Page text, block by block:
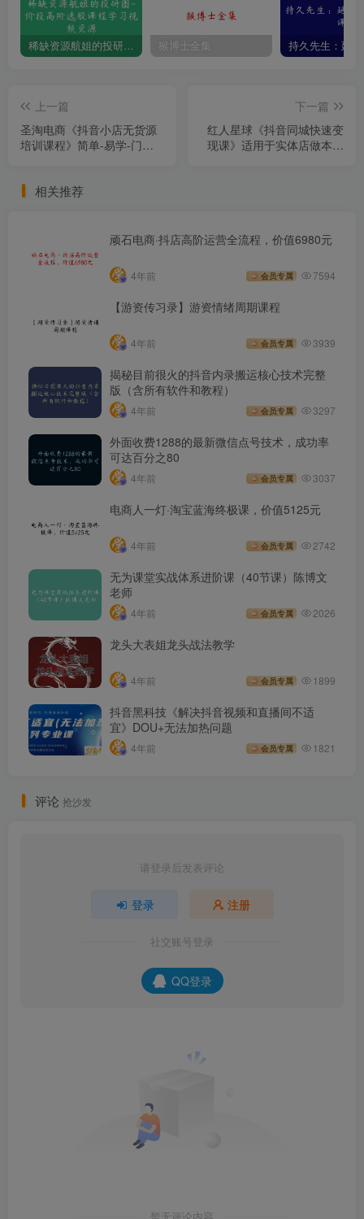
稀缺资源航姐的投研圈-价投高阶选股课程学习视频资源 猴博士全集
上一篇
圣淘电商《抖音小店无货源
培训课程》简单-易学-门槛
下一篇
红人星球《抖音同城快速变
现课》适用于实体店做本地
相关推荐
顽石电商·抖店高阶运营全流程，价值6980元
4年前 会员专属 7594
【游资传习录】游资情绪周期课程
4年前 会员专属 3939
揭秘目前很火的抖音内录搬运核心技术完整
版（含所有软件和教程）
4年前 会员专属 3297
外面收费1288的最新微信点号技术，成功率
可达百分之80
4年前 会员专属 3037
电商人一灯·淘宝蓝海终极课，价值5125元
4年前 会员专属 2742
无为课堂实战体系进阶课（40节课）陈博文
老师
4年前 会员专属 2026
龙头大表姐龙头战法教学
4年前 会员专属 1899
抖音黑科技《解决抖音视频和直播间不适
宜》DOU+无法加热问题
4年前 会员专属 1821
评论 抢沙发
请登录后发表评论
登录 注册
社交账号登录
QQ登录